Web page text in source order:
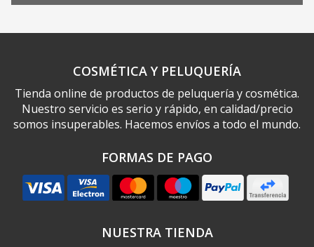
COSMÉTICA Y PELUQUERÍA
Tienda online de productos de peluquería y cosmética.
Nuestro servicio es serio y rápido, en calidad/precio
somos insuperables. Hacemos envíos a todo el mundo.
FORMAS DE PAGO
NUESTRA TIENDA